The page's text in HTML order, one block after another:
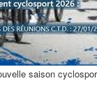
saison